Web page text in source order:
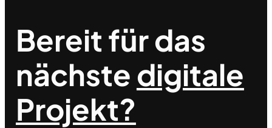
Bereit für das
nächstedigitale
Projekt?